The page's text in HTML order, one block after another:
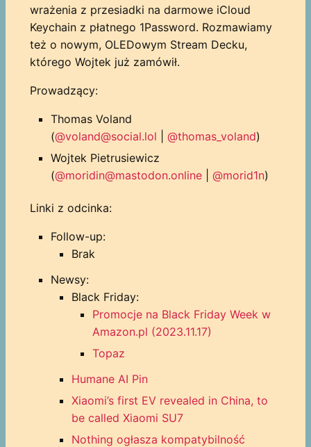
wrażenia z przesiadki na darmowe iCloud
Keychain z płatnego 1Password. Rozmawiamy
też o nowym, OLEDowym Stream Decku,
którego Wojtek już zamówił.
Prowadzący:
Thomas Voland
(@voland@social.lol @thomas_voland)
Wojtek Pietrusiewicz
(@moridin@mastodon.online| @morid1n)
Linki z odcinka:
Follow-up:
Brak
Newsy:
Black Friday:
Promocje na Black Friday Week w
Amazon.pl (2023.11.17)
Topaz
Humane AI Pin
Xiaomi’s first EV revealed in China, to
be called Xiaomi SU7
Nothing ogłasza kompatybilność